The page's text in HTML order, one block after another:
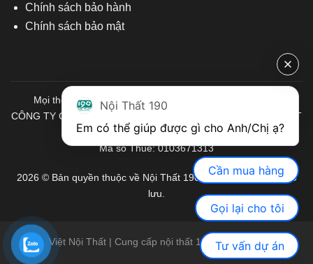
Chính sách bảo hành
Chính sách bảo mật
Mọi thông tin quý khách hàng vui lòng liên hệ chúng tôi:
CÔNG TY CỔ PHẦN ĐẦU TƯ THƯƠNG MẠI VÀ SẢN XUẤT VIỆT
NỘI THẤT
Mã số Thuế: 0103671313
2026 © Bản quyền thuộc về Nội Thất 190. Mọi quyền được bảo
lưu.
Việt Nội Thất | Cung cấp nội thất 190 chính hãng
Nội Thất 190
Cần mua hàng
Gọi lại cho tôi
Tư vấn dự án